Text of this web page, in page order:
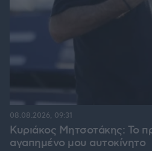
Κυριάκος Μητσοτάκης: Το
αγαπημένο μου αυτοκίνητο
08.08.2026, 09:31